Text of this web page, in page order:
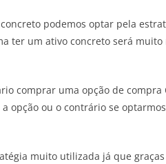
podemos optar pela
ter um ativo concreto será
comprar uma opção de
opção ou o contrário se
muito utilizada já que